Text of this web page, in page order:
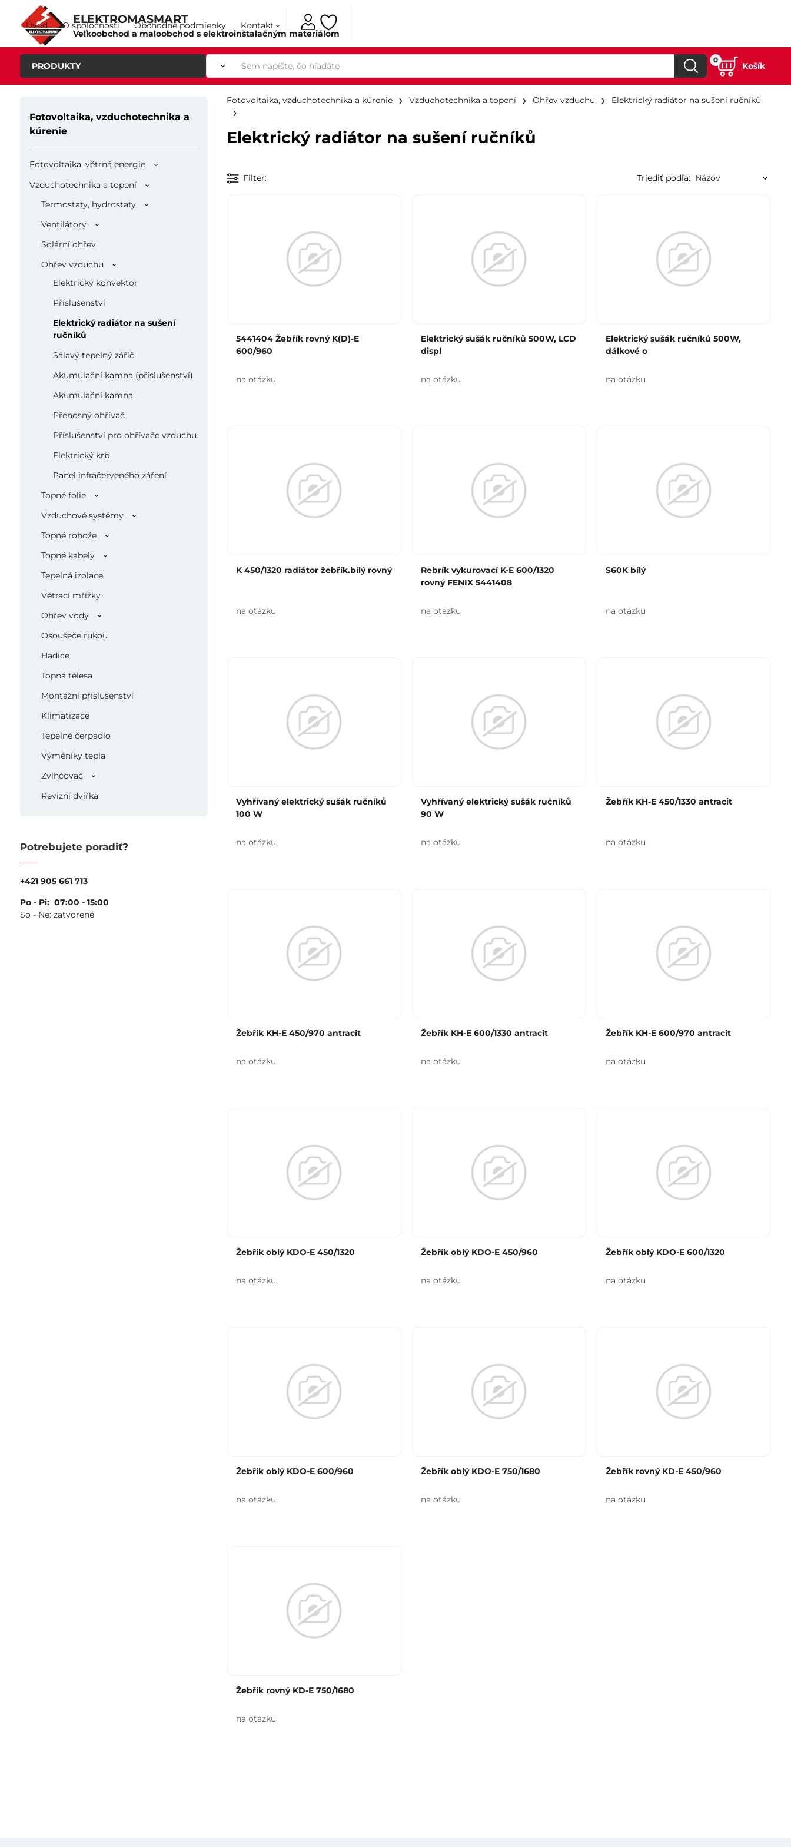
ELEKTROMASMART
Veľkoobchod a maloobchod s elektroinštalačným materiálom
Úvod O spoločnosti Obchodné podmienky Kontakt
PRODUKTY Košík
0
Fotovoltaika, vzduchotechnika a
kúrenie
Fotovoltaika, větrná energie
Vzduchotechnika a topení
Termostaty, hydrostaty
Ventilátory
Solární ohřev
Ohřev vzduchu
Elektrický konvektor
Příslušenství
Elektrický radiátor na sušení
ručníků
Sálavý tepelný zářič
Akumulační kamna (příslušenství)
Akumulační kamna
Přenosný ohřívač
Příslušenství pro ohřívače vzduchu
Elektrický krb
Panel infračerveného záření
Topné folie
Vzduchové systémy
Topné rohože
Topné kabely
Tepelná izolace
Větrací mřížky
Ohřev vody
Osoušeče rukou
Hadice
Topná tělesa
Montážní příslušenství
Klimatizace
Tepelné čerpadlo
Výměníky tepla
Zvlhčovač
Revizní dvířka
Potrebujete poradiť?
+421 905 661 713
Po - Pi: 07:00 - 15:00
So - Ne: zatvorené
Fotovoltaika, vzduchotechnika a kúrenie Vzduchotechnika a topení Ohřev vzduchu Elektrický radiátor na sušení ručníků
Elektrický radiátor na sušení ručníků
Filter Triediť podľa:
5441404 Žebřík rovný K(D)-E
600/960
na otázku
Elektrický sušák ručníků 500W, LCD
displ
na otázku
Elektrický sušák ručníků 500W,
dálkové o
na otázku
K 450/1320 radiátor žebřík.bílý rovný
na otázku
Rebrík vykurovací K-E 600/1320
rovný FENIX 5441408
na otázku
S60K bílý
na otázku
Vyhřívaný elektrický sušák ručníků
100 W
na otázku
Vyhřívaný elektrický sušák ručníků
90 W
na otázku
Žebřík KH-E 450/1330 antracit
na otázku
Žebřík KH-E 450/970 antracit
na otázku
Žebřík KH-E 600/1330 antracit
na otázku
Žebřík KH-E 600/970 antracit
na otázku
Žebřík oblý KDO-E 450/1320
na otázku
Žebřík oblý KDO-E 450/960
na otázku
Žebřík oblý KDO-E 600/1320
na otázku
Žebřík oblý KDO-E 600/960
na otázku
Žebřík oblý KDO-E 750/1680
na otázku
Žebřík rovný KD-E 450/960
na otázku
Žebřík rovný KD-E 750/1680
na otázku